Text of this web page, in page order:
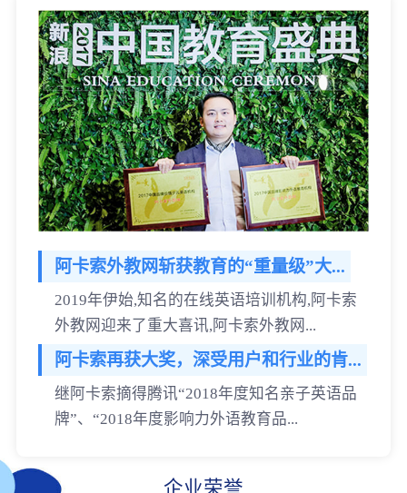
阿卡索外教网斩获教育的“重量级”大...
2019年伊始,知名的在线英语培训机构,阿卡索
外教网迎来了重大喜讯,阿卡索外教网...
阿卡索再获大奖，深受用户和行业的肯...
继阿卡索摘得腾讯“2018年度知名亲子英语品
牌”、“2018年度影响力外语教育品...
企业荣誉